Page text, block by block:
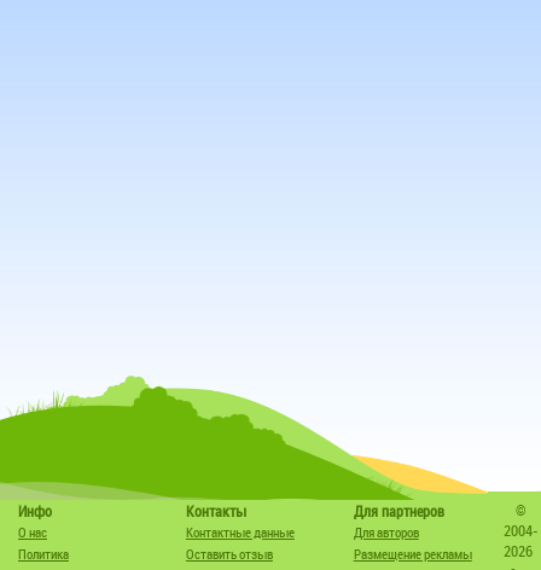
Инфо
О нас
Политика
Контакты
Контактные данные
Оставить отзыв
Для партнеров
Для авторов
Размещение рекламы
©
2004-
2026